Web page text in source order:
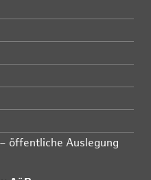
öffentliche Auslegung